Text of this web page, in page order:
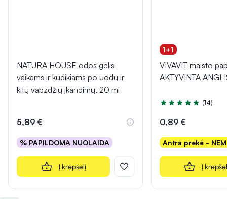
NATURA HOUSE odos gelis
vaikams ir kūdikiams po uodų ir
kitų vabzdžių įkandimų, 20 ml
5,89 €
% PAPILDOMA NUOLAIDA
Į krepšelį
1+1
VIVAVIT maisto
AKTYVINTA
Įvertinimas 5.0 iš 5
(14)
0,89 €
Antra prekė -
Į